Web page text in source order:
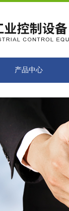
产品中心